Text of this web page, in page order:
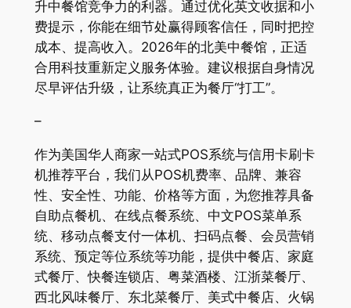
升中餐馆竞争力的利器。通过优化英文收据和小
费提示，你能在细节处赢得顾客信任，同时把控
成本、提高收入。2026年的北美中餐馆，正适
合用科技重新定义服务体验。建议根据自身情况
尽早评估升级，让系统真正为餐厅“打工”。
–
作为美国华人商家一站式POS系统与信用卡刷卡
机推荐平台，我们从POS机费率、品牌、兼容
性、安全性、功能、价格等方面，为您推荐具备
自助点餐机、在线点餐系统、中文POS菜单系
统、移动点餐支付一体机、扫码点餐、会员营销
系统、预定等位系统等功能，提供中餐店、家庭
式餐厅、快餐连锁店、粤菜酒楼、江浙菜餐厅、
西北风味餐厅、东北菜餐厅、美式中餐店、火锅